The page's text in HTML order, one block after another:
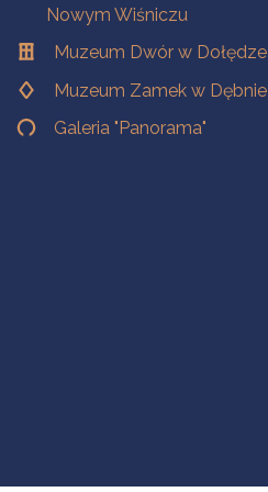
Nowym Wiśniczu
Muzeum Dwór w Dołędze
Muzeum Zamek w Dębnie
Galeria "Panorama"